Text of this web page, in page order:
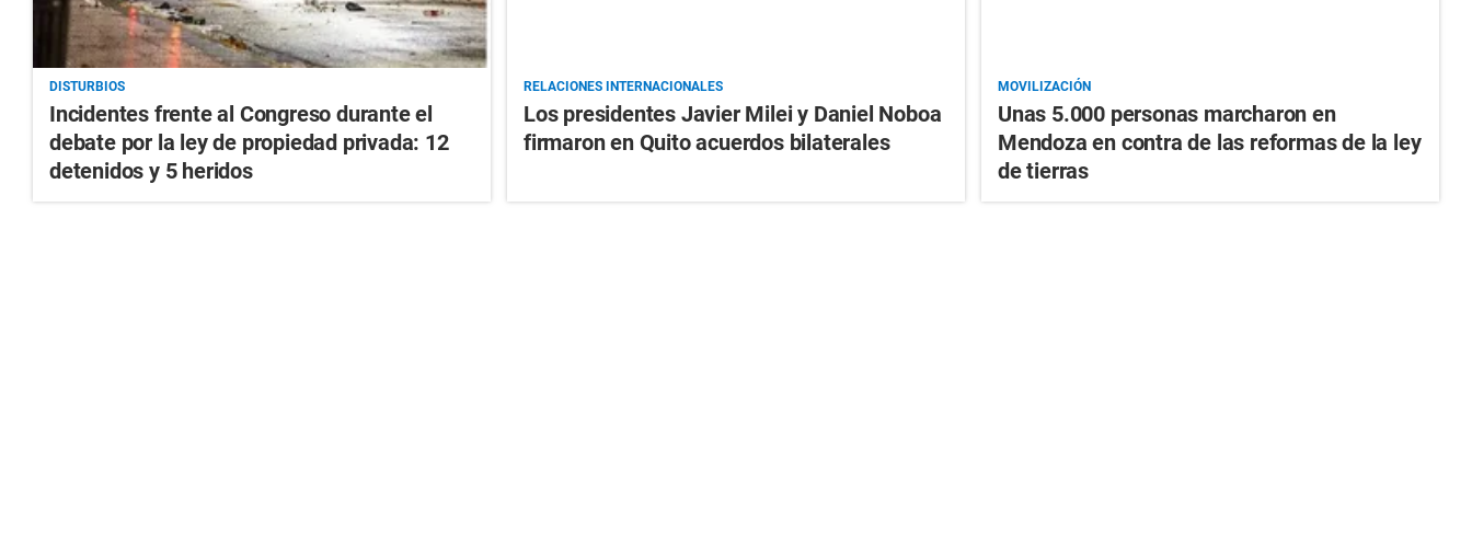
DISTURBIOS
Incidentes frente al Congreso durante el
debate por la ley de propiedad privada: 12
detenidos y 5 heridos
RELACIONES INTERNACIONALES
Los presidentes Javier Milei y Daniel Noboa
firmaron en Quito acuerdos bilaterales
MOVILIZACIÓN
Unas 5.000 personas marcharon en
Mendoza en contra de las reformas de la ley
de tierras